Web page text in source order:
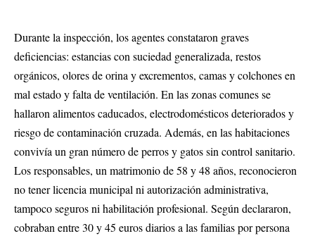
Durante la inspección, los agentes constataron graves
deficiencias: estancias con suciedad generalizada, restos
orgánicos, olores de orina y excrementos, camas y colchones en
mal estado y falta de ventilación. En las zonas comunes se
hallaron alimentos caducados, electrodomésticos deteriorados y
riesgo de contaminación cruzada. Además, en las habitaciones
convivía un gran número de perros y gatos sin control sanitario.
Los responsables, un matrimonio de 58 y 48 años, reconocieron
no tener licencia municipal ni autorización administrativa,
tampoco seguros ni habilitación profesional. Según declararon,
cobraban entre 30 y 45 euros diarios a las familias por persona